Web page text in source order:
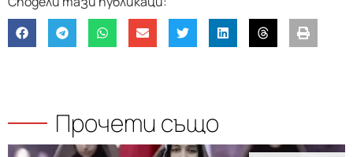
Прочети също